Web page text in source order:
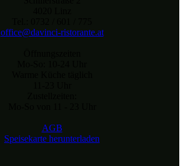
office@davinci-ristorante.at
AGB
Speisekarte herunterladen